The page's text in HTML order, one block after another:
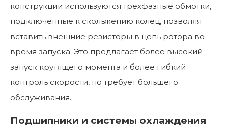
конструкции используются трехфазные обмотки,
подключенные к скольжению колец, позволяя
вставить внешние резисторы в цепь ротора во
время запуска. Это предлагает более высокий
запуск крутящего момента и более гибкий
контроль скорости, но требует большего
обслуживания.
Подшипники и системы охлаждения